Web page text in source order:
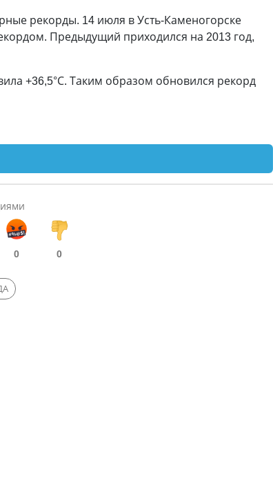
рекорды. 14 июля в Усть-Каменогорске
Предыдущий приходился на 2013 год,
+36,5°С. Таким образом обновился рекорд
0 0